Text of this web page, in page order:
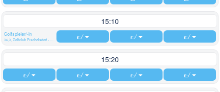
15:10
Golfspieler/-in
34,0, Golfclub Pischelsdorf - Gut Kaltenhausen
15:20